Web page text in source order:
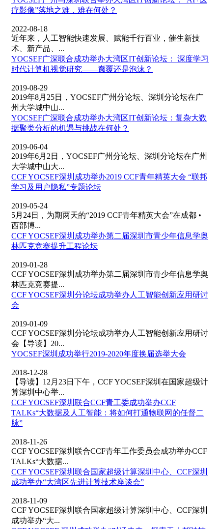
疗影像”落地之难，难在何处？
2022-08-18
近年来，人工智能快速发展、赋能千行百业，催生新技
术、新产品、...
YOCSEF广深联合成功举办大湾区IT创新论坛： 深度学习
时代计算机视觉研究——巅覆还是泡沫？
2019-08-29
2019年8月25日，YOCSEF广州分论坛、深圳分论坛在广
州大学城中山...
YOCSEF广深联合成功举办大湾区IT创新论坛：复杂大数
据聚类分析的机遇与挑战在何处？
2019-06-04
2019年6月2日，YOCSEF广州分论坛、深圳分论坛在广州
大学城中山大...
CCF YOCSEF深圳成功举办2019 CCF青年精英大会 “联邦
学习及用户隐私”专题论坛
2019-05-24
5月24日，为期两天的“2019 CCF青年精英大会”在成都 •
西部博...
CCF YOCSEF深圳成功举办第二届深圳市青少年信息学奥
林匹克竞赛提升工程论坛
2019-01-28
CCF YOCSEF深圳成功举办第二届深圳市青少年信息学奥
林匹克竞赛提...
CCF YOCSEF深圳分论坛成功举办人工智能创新应用研讨
会
2019-01-09
CCF YOCSEF深圳分论坛成功举办人工智能创新应用研讨
会【导读】20...
YOCSEF深圳成功举行2019-2020年度换届选举大会
2018-12-28
【导读】12月23日下午，CCF YOCSEF深圳在国家超级计
算深圳中心举...
CCF YOCSEF深圳联合CCF青工委成功举办CCF
TALKs“大数据及人工智能：将如何打通物联网的任督二
脉”
2018-11-26
CCF YOCSEF深圳联合CCF青年工作委员会成功举办CCF
TALKs“大数据...
CCF YOCSEF深圳联合国家超级计算深圳中心、CCF深圳
成功举办“大湾区先进计算技术座谈会”
2018-11-09
CCF YOCSEF深圳联合国家超级计算深圳中心、CCF深圳
成功举办“大...